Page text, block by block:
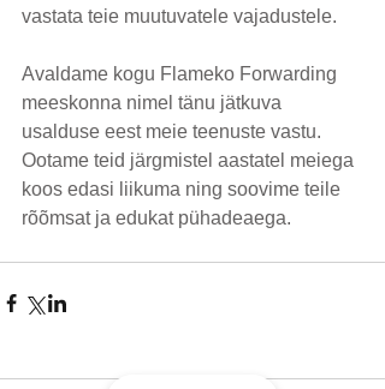
vastata teie muutuvatele vajadustele.
Avaldame kogu Flameko Forwarding
meeskonna nimel tänu jätkuva
usalduse eest meie teenuste vastu.
Ootame teid järgmistel aastatel meiega
koos edasi liikuma ning soovime teile
rõõmsat ja edukat pühadeaega.